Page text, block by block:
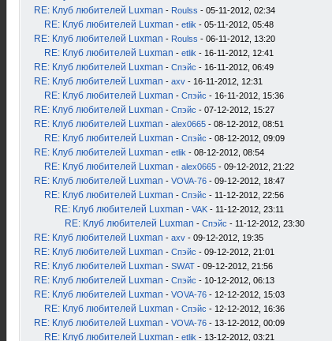
RE: Клуб любителей Luxman - Roulss - 05-11-2012, 02:34
RE: Клуб любителей Luxman - etlik - 05-11-2012, 05:48
RE: Клуб любителей Luxman - Roulss - 06-11-2012, 13:20
RE: Клуб любителей Luxman - etlik - 16-11-2012, 12:41
RE: Клуб любителей Luxman - Спэйс - 16-11-2012, 06:49
RE: Клуб любителей Luxman - axv - 16-11-2012, 12:31
RE: Клуб любителей Luxman - Спэйс - 16-11-2012, 15:36
RE: Клуб любителей Luxman - Спэйс - 07-12-2012, 15:27
RE: Клуб любителей Luxman - alex0665 - 08-12-2012, 08:51
RE: Клуб любителей Luxman - Спэйс - 08-12-2012, 09:09
RE: Клуб любителей Luxman - etlik - 08-12-2012, 08:54
RE: Клуб любителей Luxman - alex0665 - 09-12-2012, 21:22
RE: Клуб любителей Luxman - VOVA-76 - 09-12-2012, 18:47
RE: Клуб любителей Luxman - Спэйс - 11-12-2012, 22:56
RE: Клуб любителей Luxman - VAK - 11-12-2012, 23:11
RE: Клуб любителей Luxman - Спэйс - 11-12-2012, 23:30
RE: Клуб любителей Luxman - axv - 09-12-2012, 19:35
RE: Клуб любителей Luxman - Спэйс - 09-12-2012, 21:01
RE: Клуб любителей Luxman - SWAT - 09-12-2012, 21:56
RE: Клуб любителей Luxman - Спэйс - 10-12-2012, 06:13
RE: Клуб любителей Luxman - VOVA-76 - 12-12-2012, 15:03
RE: Клуб любителей Luxman - Спэйс - 12-12-2012, 16:36
RE: Клуб любителей Luxman - VOVA-76 - 13-12-2012, 00:09
RE: Клуб любителей Luxman - etlik - 13-12-2012, 03:21